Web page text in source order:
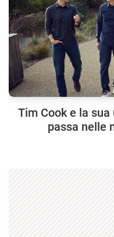
Tim Cook e la sua
passa nelle